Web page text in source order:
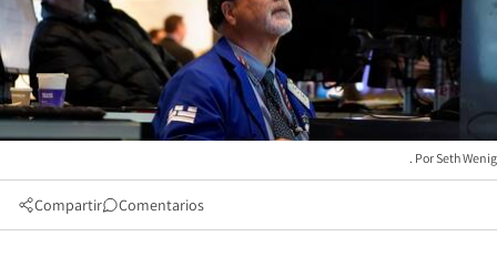
Seth Wenig
Compartir Comentarios